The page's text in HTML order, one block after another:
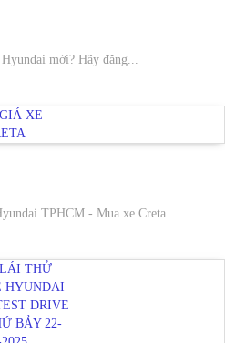
mới? Hãy đăng...
TPHCM - Mua xe Creta...